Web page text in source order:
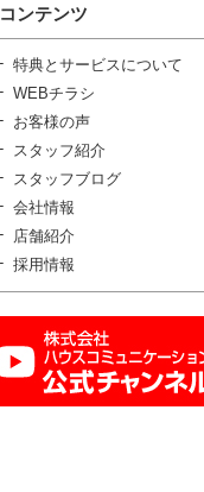
コンテンツ
特典とサービスについて
WEBチラシ
お客様の声
スタッフ紹介
スタッフブログ
会社情報
店舗紹介
採用情報